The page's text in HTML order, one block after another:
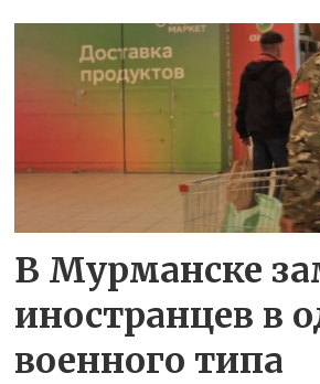
В Мурманске
иностранцев в
военного типа